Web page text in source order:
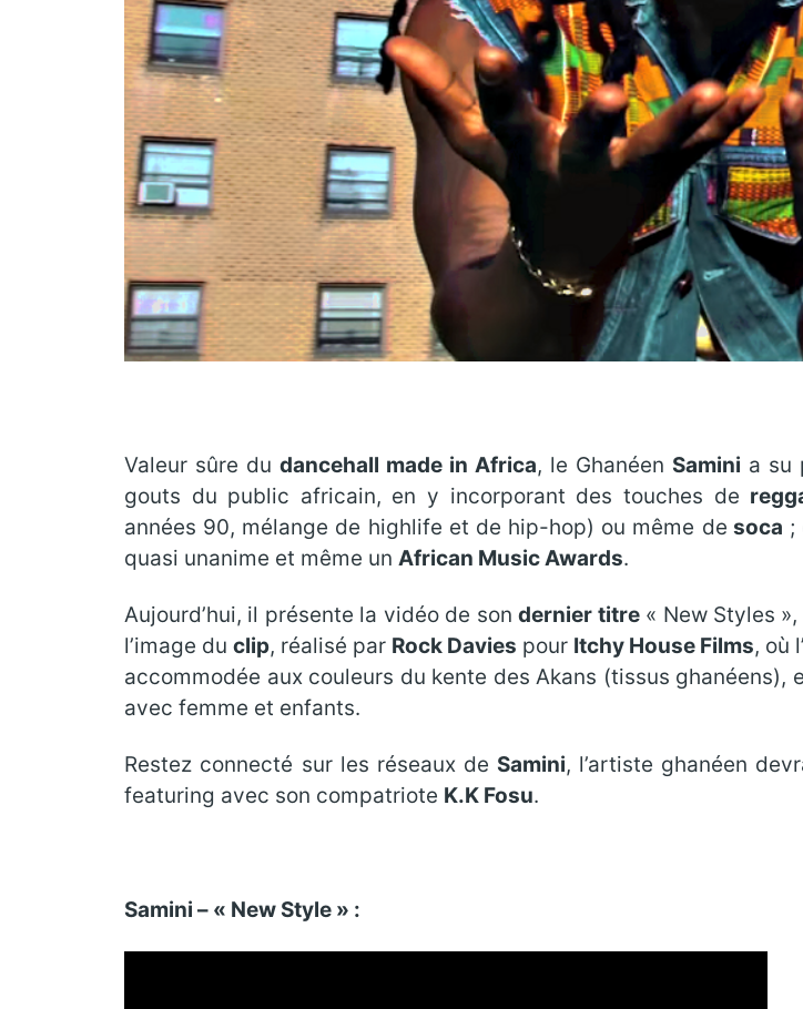
Valeur sûre du dancehall made in Africa, le Ghanéen Samini a su
gouts du public africain, en y incorporant des touches de
années 90, mélange de highlife et de hip-hop) ou même de soca ;
quasi unanime et même un African Music Awards.
Aujourd’hui, il présente la vidéo de sondernier titre« New Styles
l’image du clip, réalisé par Rock Davies pour Itchy House Films, où
accommodée aux couleurs du kente des Akans (tissus
avec femme et enfants.
Restez connecté sur les réseaux de Samini, l’artiste ghanéen
featuring avec son compatriote K.K Fosu.
Samini – « New Style » :